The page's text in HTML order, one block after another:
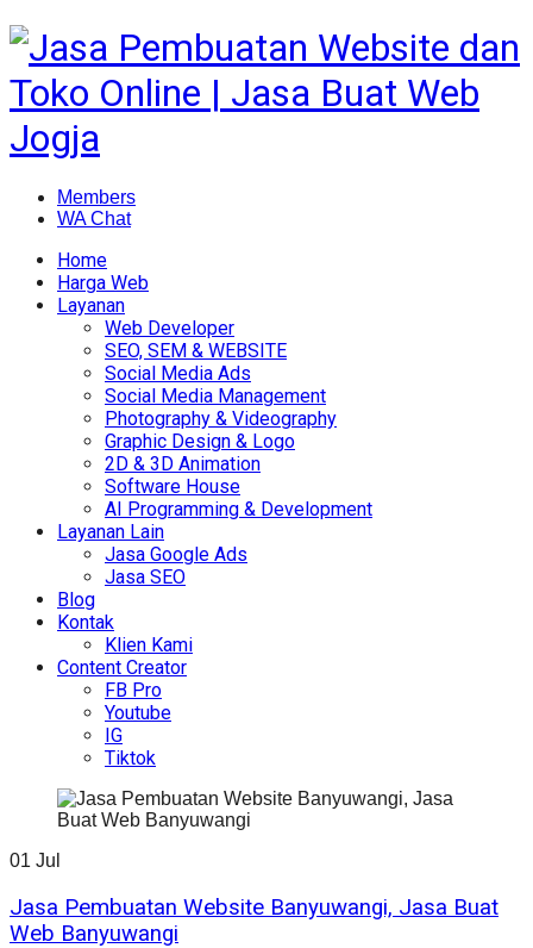
Members
WA Chat
Home
Harga Web
Layanan
Web Developer
SEO, SEM & WEBSITE
Social Media Ads
Social Media Management
Photography & Videography
Graphic Design & Logo
2D & 3D Animation
Software House
AI Programming & Development
Layanan Lain
Jasa Google Ads
Jasa SEO
Blog
Kontak
Klien Kami
Content Creator
FB Pro
Youtube
IG
Tiktok
01 Jul
Jasa Pembuatan Website Banyuwangi, Jasa Buat
Web Banyuwangi